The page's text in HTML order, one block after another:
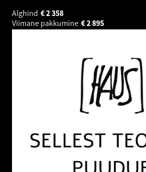
Alghind
2 358
€
Viimane pakkumine
2 895
€